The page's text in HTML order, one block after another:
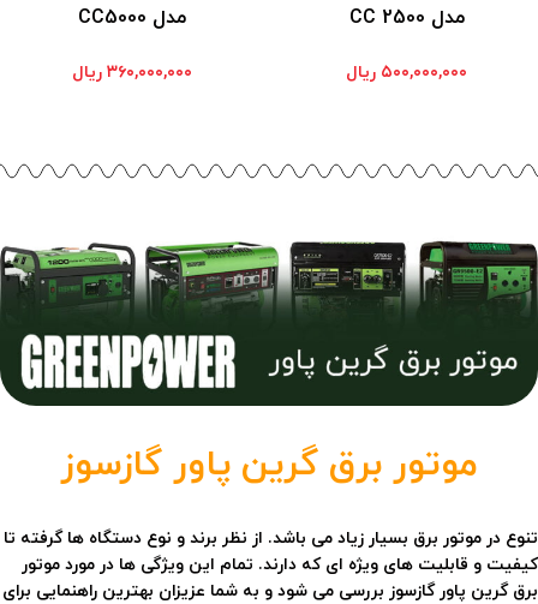
مدل CC 2500
۵۰۰,۰۰۰,۰۰۰ ریال
مدل CC5000
۳۶۰,۰۰۰,۰۰۰ ریال
موتور برق گرین پاور گازسوز
تنوع در موتور برق بسیار زیاد می باشد. از نظر برند و نوع دستگاه ها گرفته تا
کیفیت و قابلیت های ویژه ای که دارند. تمام این ویژگی ها در مورد موتور
برق گرین پاور گازسوز بررسی می شود و به شما عزیزان بهترین راهنمایی برای